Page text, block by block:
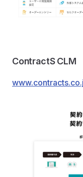
ContractS CLM